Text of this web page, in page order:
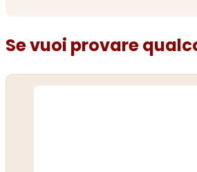
Se vuoi provare